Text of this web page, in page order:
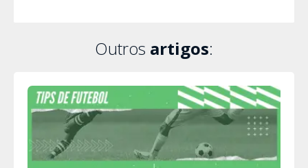
Outros artigos: